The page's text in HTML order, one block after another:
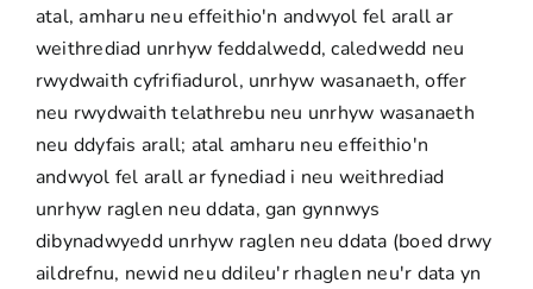
atal, amharu neu effeithio'n andwyol fel arall ar
weithrediad unrhyw feddalwedd, caledwedd neu
rwydwaith cyfrifiadurol, unrhyw wasanaeth, offer
neu rwydwaith telathrebu neu unrhyw wasanaeth
neu ddyfais arall; atal amharu neu effeithio'n
andwyol fel arall ar fynediad i neu weithrediad
unrhyw raglen neu ddata, gan gynnwys
dibynadwyedd unrhyw raglen neu ddata (boed drwy
aildrefnu, newid neu ddileu'r rhaglen neu'r data yn